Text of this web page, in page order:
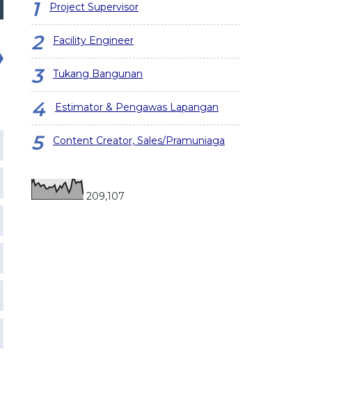
Project Supervisor
Facility Engineer
Tukang Bangunan
Estimator & Pengawas Lapangan
Content Creator, Sales/Pramuniaga
209,107